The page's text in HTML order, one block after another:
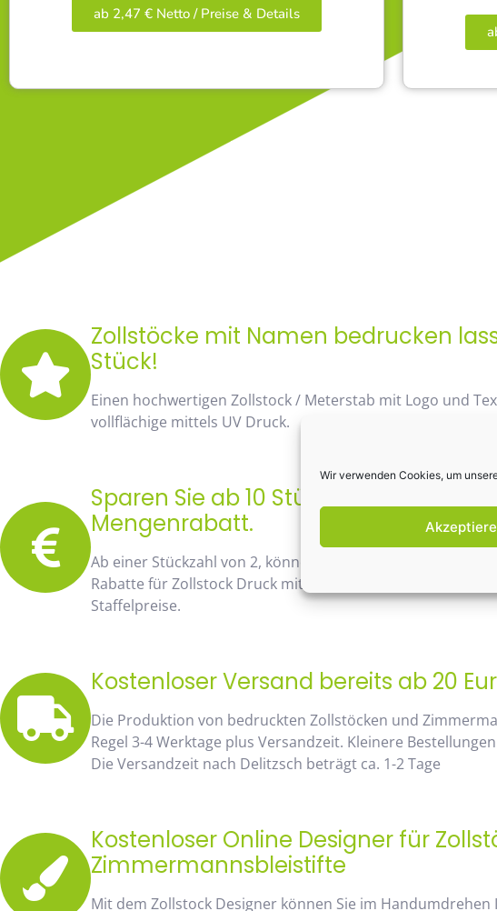
Wir verwenden Cookies, um
ab 2,47 € Netto / Preise & Details
Zollstöcke mit Namen bedrucken
Stück!
Einen hochwertigen Zollstock / Meterstab mit Logo und
vollflächige mittels UV Druck.
Sparen Sie ab 10 Stück fast 48% mit
Mengenrabatt.
Ab einer Stückzahl von 2, können Sie bereits von
Rabatte für Zollstock Druck mit Namen und Logo, sehen
Staffelpreise.
Kostenloser Versand bereits ab 20
Die Produktion von bedruckten Zollstöcken und
Regel 3-4 Werktage plus Versandzeit. Kleinere
Die Versandzeit nach Delitzsch beträgt ca. 1-2 Tage
Kostenloser Online Designer für
Zimmermannsbleistifte
Mit dem Zollstock Designer können Sie im